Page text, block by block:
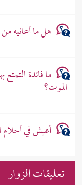
هل ما أعانيه
ما فائدة
الموت؟
أعيش في
تعليقات الزوار